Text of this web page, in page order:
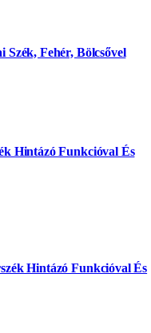
Fehér, Bölcsővel
Hintázó Funkcióval És
Hintázó Funkcióval És